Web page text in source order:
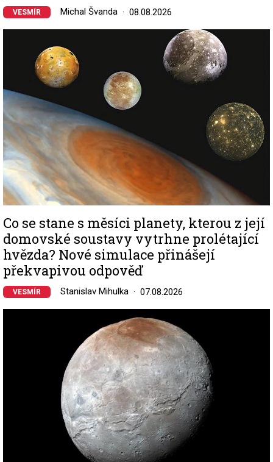
VESMÍR Michal Švanda 08.08.2026
Co se stane s měsíci planety, kterou z její
domovské soustavy vytrhne prolétající
hvězda? Nové simulace přinášejí
překvapivou odpověď
VESMÍR Stanislav Mihulka 07.08.2026